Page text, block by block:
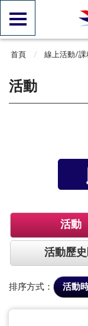
首頁 線上活動/課
活動
活動
活動歷
排序方式： 活動